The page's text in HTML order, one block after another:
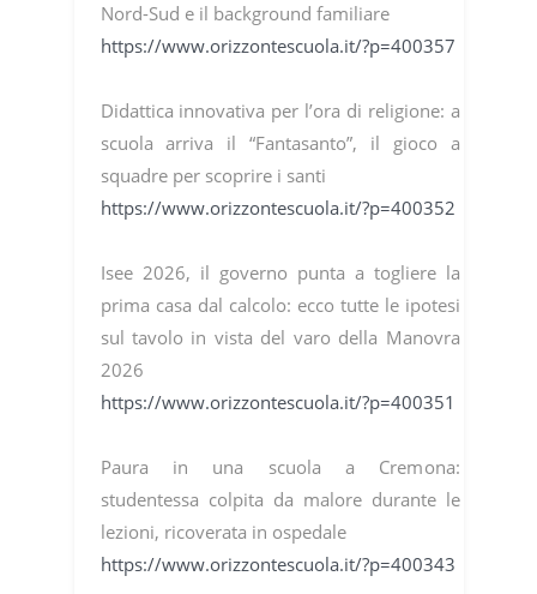
Nord-Sud e il background familiare
https://www.orizzontescuola.it/?p=400357
Didattica innovativa per l’ora di religione: a
scuola arriva il “Fantasanto”, il gioco a
squadre per scoprire i santi
https://www.orizzontescuola.it/?p=400352
Isee 2026, il governo punta a togliere la
prima casa dal calcolo: ecco tutte le ipotesi
sul tavolo in vista del varo della Manovra
2026
https://www.orizzontescuola.it/?p=400351
Paura in una scuola a Cremona:
studentessa colpita da malore durante le
lezioni, ricoverata in ospedale
https://www.orizzontescuola.it/?p=400343